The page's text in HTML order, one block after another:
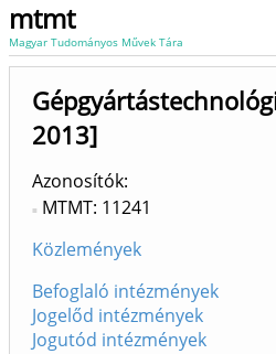
mtmt
Magyar Tudományos Művek Tára
2013]
Azonosítók
MTMT: 11241
Közlemények
Befoglaló intézmények
Jogelőd intézmények
Jogutód intézmények